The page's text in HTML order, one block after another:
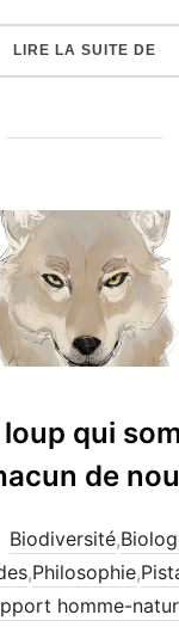
LIRE LA SUITE DE
qui
de
Biodiversité,
,Philosophie,
homme-